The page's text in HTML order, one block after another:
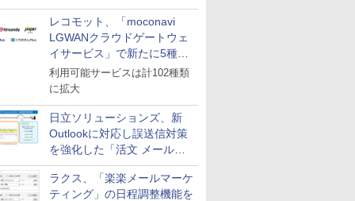
レコモット、「moconavi
LGWANクラウドゲートウェ
イサービス」で新たに5種類
のサービスと連携開始
利用可能サービスは計102種類
に拡大
日立ソリューションズ、新
Outlookに対応し誤送信対策
を強化した「活文 メール誤
送信防止アドインサービス」
を提供
ラクス、「楽楽メールマーケ
ティング」の日程調整機能を